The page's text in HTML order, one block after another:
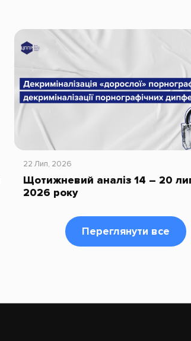
22 Лип, 2026
Щотижневий аналіз 14 – 20
2026 року
Переглянути все